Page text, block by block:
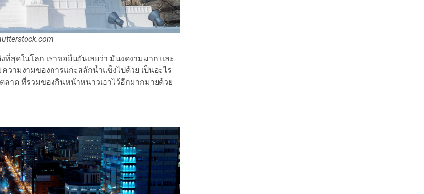
ดในโลก เราขอยืนยันเลยว่า มันงดงามมาก และ
ามงามของการแกะสลักน้ำแข็งไปด้วย เป็นอะไร
ลาด ที่รวมของกินหน้าหนาวเอาไว้อีกมากมายด้วย